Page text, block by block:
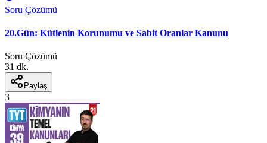
Soru Çözümü
20.Gün: Kütlenin Korunumu ve Sabit Oranlar Kanunu
Soru Çözümü
31 dk.
Paylaş
3